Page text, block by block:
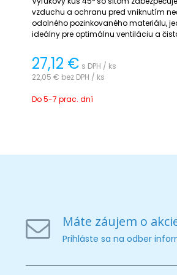
vzduchu a ochranu pred vniknutím
odolného pozinkovaného materiálu,
ideálny pre optimálnu ventiláciu a
27,12 € s DPH / ks
22,05 € bez DPH / ks
Do 5-7 prac. dní
Máte záujem o
Prihláste sa na odber